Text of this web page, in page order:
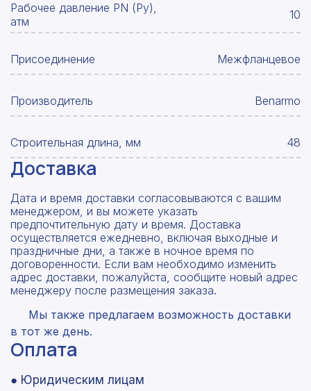
Рабочее давление PN (Ру),
атм
10
Присоединение Межфланцевое
Производитель Benarmo
Строительная длина, мм 48
Доставка
Дата и время доставки согласовываются с вашим
менеджером, и вы можете указать
предпочтительную дату и время. Доставка
осуществляется ежедневно, включая выходные и
праздничные дни, а также в ночное время по
договоренности. Если вам необходимо изменить
адрес доставки, пожалуйста, сообщите новый адрес
менеджеру после размещения заказа.
Мы также предлагаем возможность доставки
в тот же день.
Оплата
● Юридическим лицам